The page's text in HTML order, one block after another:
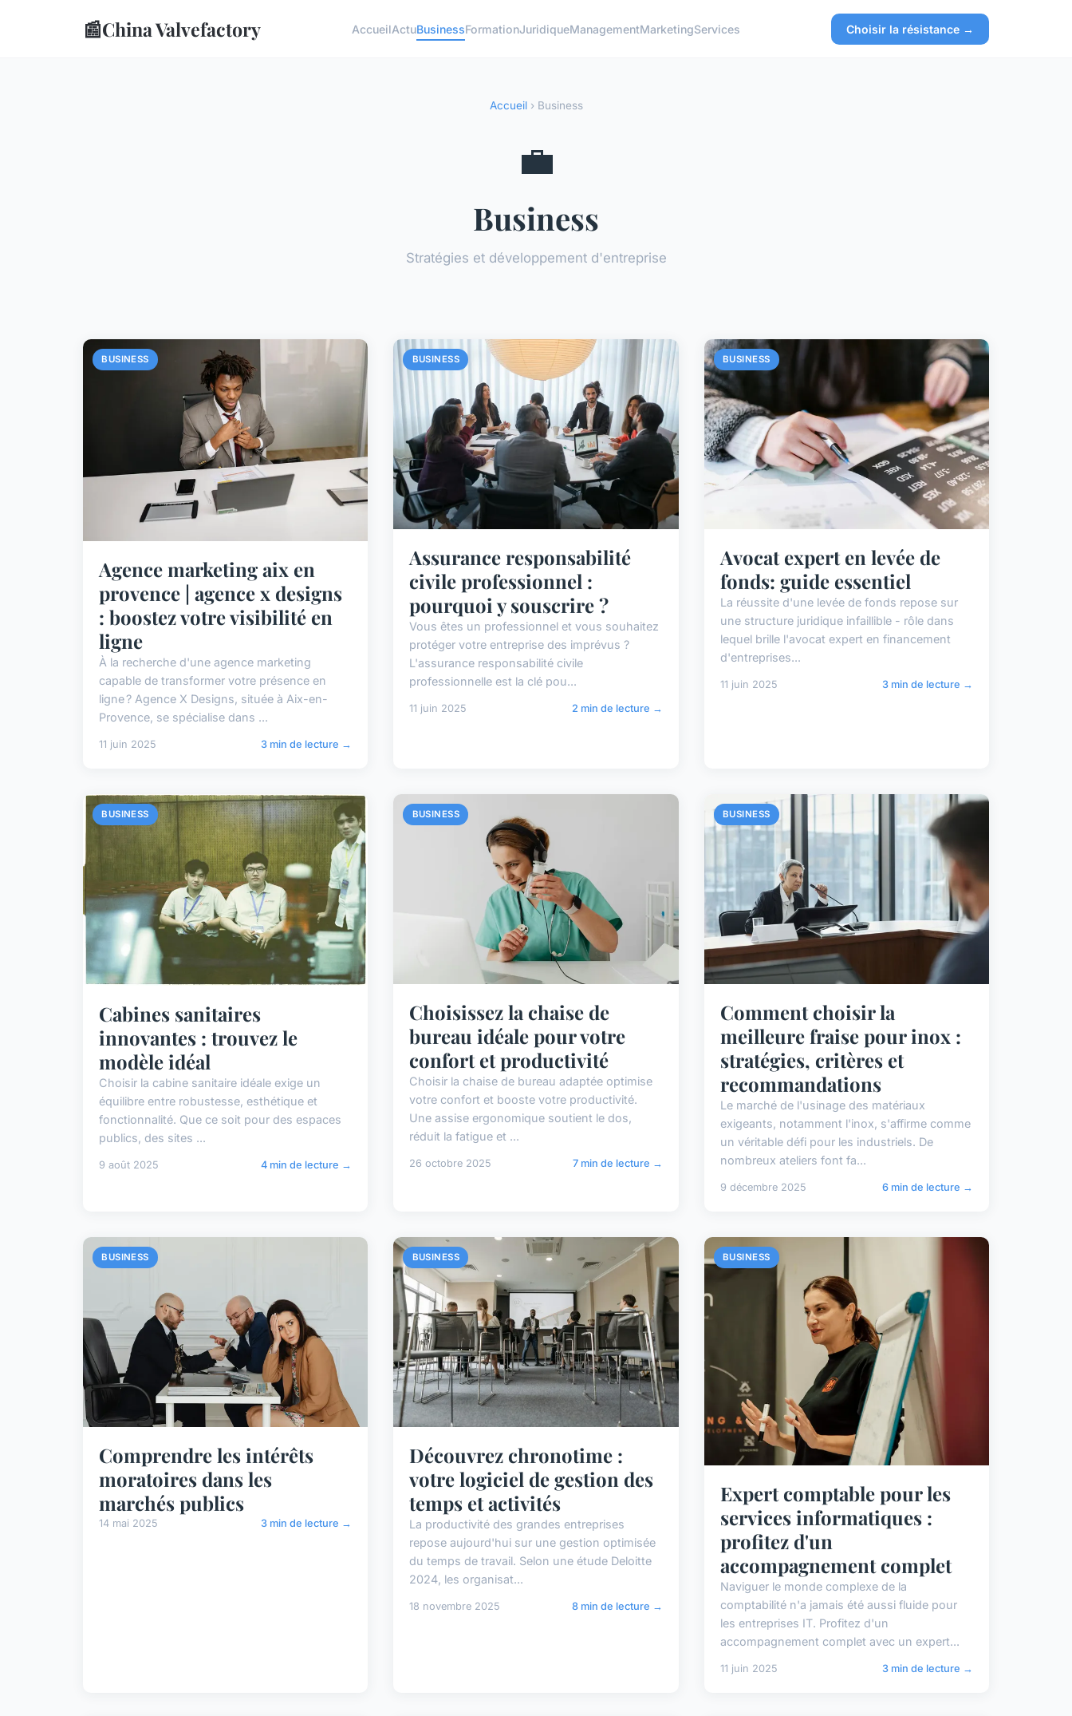
📰China Valvefactory AccueilActuBusinessFormationJuridiqueManagementMarketingServices Choisir la résistance →
Accueil› Business
💼
Business
Stratégies et développement d'entreprise
BUSINESS
Agence marketing aix en
provence | agence x designs
: boostez votre visibilité en
ligne
À la recherche d'une agence marketing
capable de transformer votre présence en
ligne ? Agence X Designs, située à Aix-en-
Provence, se spécialise dans ...
11 juin 2025 3 min de lecture →
BUSINESS
Assurance responsabilité
civile professionnel :
pourquoi y souscrire ?
Vous êtes un professionnel et vous souhaitez
protéger votre entreprise des imprévus ?
L'assurance responsabilité civile
professionnelle est la clé pou...
11 juin 2025 2 min de lecture →
BUSINESS
Avocat expert en levée de
fonds: guide essentiel
La réussite d'une levée de fonds repose sur
une structure juridique infaillible - rôle dans
lequel brille l'avocat expert en financement
d'entreprises...
11 juin 2025 3 min de lecture →
BUSINESS
Cabines sanitaires
innovantes : trouvez le
modèle idéal
Choisir la cabine sanitaire idéale exige un
équilibre entre robustesse, esthétique et
fonctionnalité. Que ce soit pour des espaces
publics, des sites ...
9 août 2025 4 min de lecture →
BUSINESS
Choisissez la chaise de
bureau idéale pour votre
confort et productivité
Choisir la chaise de bureau adaptée optimise
votre confort et booste votre productivité.
Une assise ergonomique soutient le dos,
réduit la fatigue et ...
26 octobre 2025 7 min de lecture →
BUSINESS
Comment choisir la
meilleure fraise pour inox :
stratégies, critères et
recommandations
Le marché de l'usinage des matériaux
exigeants, notamment l'inox, s'affirme comme
un véritable défi pour les industriels. De
nombreux ateliers font fa...
9 décembre 2025 6 min de lecture →
BUSINESS
Comprendre les intérêts
moratoires dans les
marchés publics
14 mai 2025 3 min de lecture →
BUSINESS
Découvrez chronotime :
votre logiciel de gestion des
temps et activités
La productivité des grandes entreprises
repose aujourd'hui sur une gestion optimisée
du temps de travail. Selon une étude Deloitte
2024, les organisat...
18 novembre 2025 8 min de lecture →
BUSINESS
Expert comptable pour les
services informatiques :
profitez d'un
accompagnement complet
Naviguer le monde complexe de la
comptabilité n'a jamais été aussi fluide pour
les entreprises IT. Profitez d'un
accompagnement complet avec un expert...
11 juin 2025 3 min de lecture →